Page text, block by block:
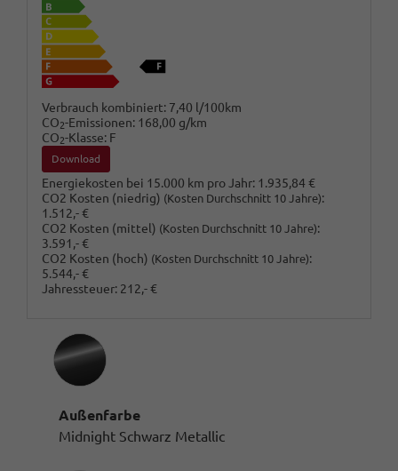
Verbrauch kombiniert: 7,40 l/100km
CO2-Emissionen: 168,00 g/km
CO2-Klasse: F
Download
Energiekosten bei 15.000 km pro Jahr: 1.935,84 €
CO2 Kosten (niedrig) (Kosten Durchschnitt 10 Jahre):
1.512,- €
CO2 Kosten (mittel) (Kosten Durchschnitt 10 Jahre):
3.591,- €
CO2 Kosten (hoch) (Kosten Durchschnitt 10 Jahre):
5.544,- €
Jahressteuer: 212,- €
Außenfarbe
Midnight Schwarz Metallic